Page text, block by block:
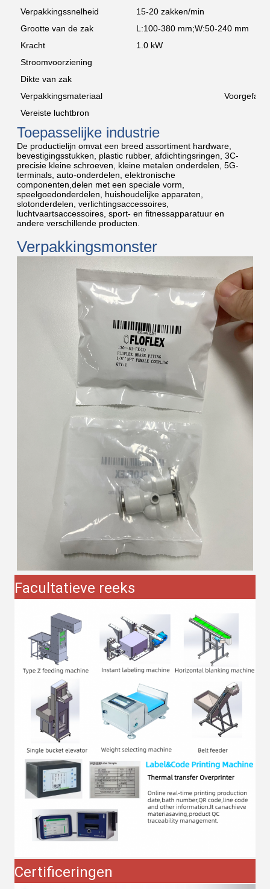
Verpakkingssnelheid
15-20 zakken/min
Grootte van de zak
L:100-380 mm;W:50-240 mm
Kracht
1.0 kW
Stroomvoorziening
Dikte van zak
Verpakkingsmateriaal
Vereiste luchtbron
Toepasselijke industrie
De productielijn omvat een breed assortiment hardware,
bevestigingsstukken, plastic rubber, afdichtingsringen, 3C-
precisie kleine schroeven, kleine metalen onderdelen, 5G-
terminals, auto-onderdelen, elektronische
componenten,delen met een speciale vorm,
speelgoedonderdelen, huishoudelijke apparaten,
slotonderdelen, verlichtingsaccessoires,
luchtvaartsaccessoires, sport- en fitnessapparatuur en
andere verschillende producten.
Verpakkingsmonster
Facultatieve reeks
Certificeringen